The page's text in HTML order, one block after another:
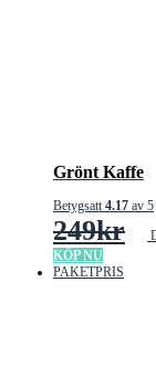
Grönt Kaffe
Betygsatt 4.17 av 5
249kr
KÖP NU
PAKETPRIS